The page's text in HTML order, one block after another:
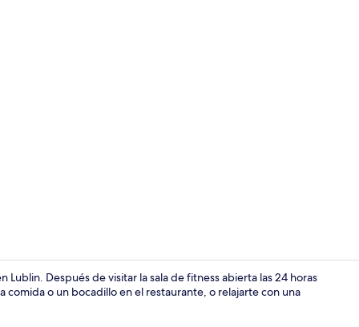
Lublin. Después de visitar la sala de fitness abierta las 24 horas
o un bocadillo en el restaurante, o relajarte con una